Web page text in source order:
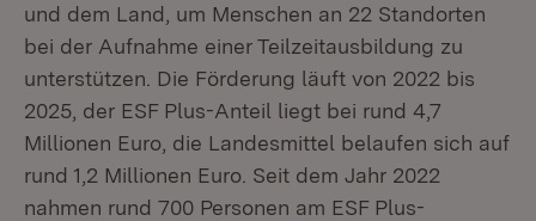
und dem Land, um Menschen an 22 Standorten
bei der Aufnahme einer Teilzeitausbildung zu
unterstützen. Die Förderung läuft von 2022 bis
2025, der ESF Plus-Anteil liegt bei rund 4,7
Millionen Euro, die Landesmittel belaufen sich auf
rund 1,2 Millionen Euro. Seit dem Jahr 2022
nahmen rund 700 Personen am ESF Plus-